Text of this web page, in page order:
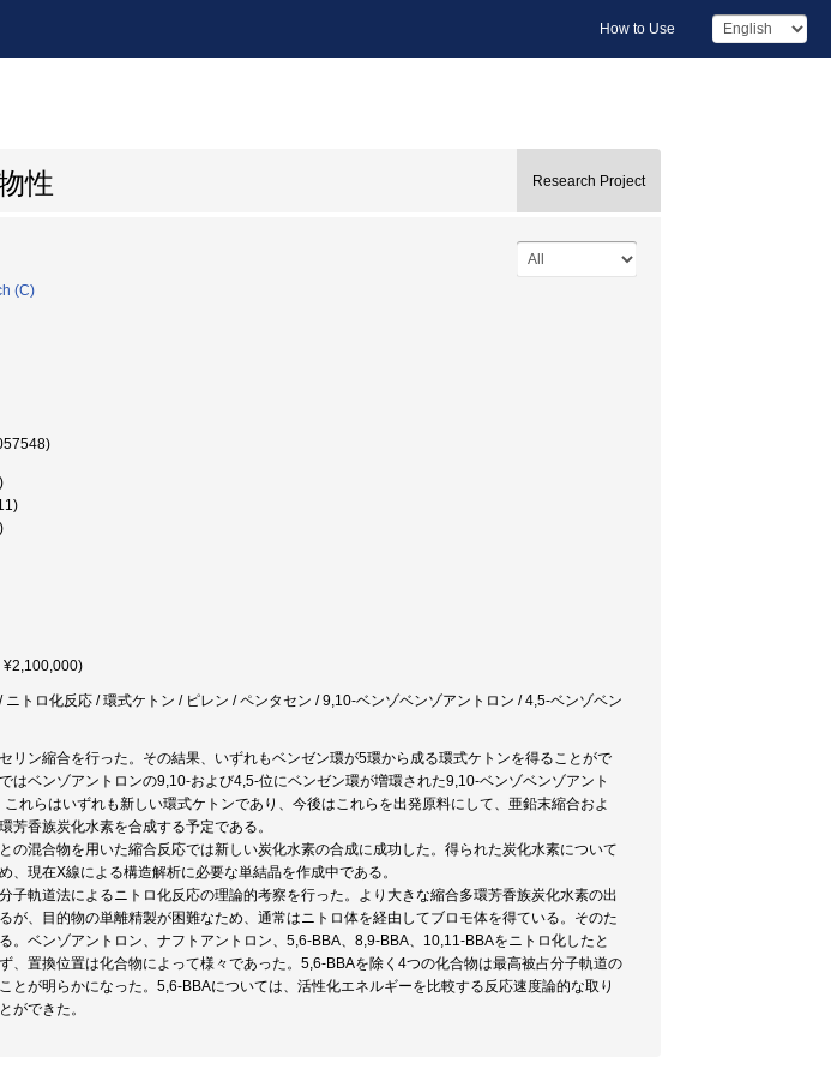
How to Use
性 Research Project
(C)
¥2,100,000)
トロ化反応 / 環式ケトン / ピレン / ペンタセン / 9,10-ベンゾベンゾアントロン / 4,5-ベンゾベン
リン縮合を行った。その結果、いずれもベンゼン環が5環から成る環式ケトンを得ることがで
はベンゾアントロンの9,10-および4,5-位にベンゼン環が増環された9,10-ベンゾベンゾアント
れらはいずれも新しい環式ケトンであり、今後はこれらを出発原料にして、亜鉛末縮合およ
芳香族炭化水素を合成する予定である。
の混合物を用いた縮合反応では新しい炭化水素の合成に成功した。得られた炭化水素について
、現在X線による構造解析に必要な単結晶を作成中である。
子軌道法によるニトロ化反応の理論的考察を行った。より大きな縮合多環芳香族炭化水素の出
が、目的物の単離精製が困難なため、通常はニトロ体を経由してブロモ体を得ている。そのた
。ベンゾアントロン、ナフトアントロン、5,6-BBA、8,9-BBA、10,11-BBAをニトロ化したと
、置換位置は化合物によって様々であった。5,6-BBAを除く4つの化合物は最高被占分子軌道の
とが明らかになった。5,6-BBAについては、活性化エネルギーを比較する反応速度論的な取り
ができた。